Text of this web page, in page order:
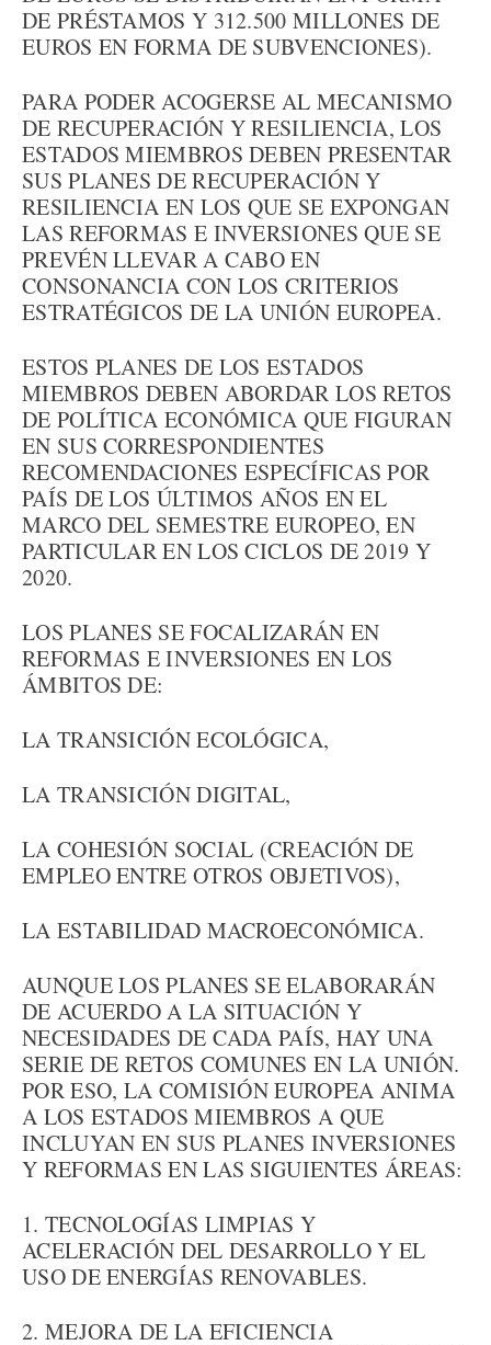
DE PRÉSTAMOS Y 312.500 MILLONES DE
EUROS EN FORMA DE SUBVENCIONES).
PARA PODER ACOGERSE AL MECANISMO
DE RECUPERACIÓN Y RESILIENCIA, LOS
ESTADOS MIEMBROS DEBEN PRESENTAR
SUS PLANES DE RECUPERACIÓN Y
RESILIENCIA EN LOS QUE SE EXPONGAN
LAS REFORMAS E INVERSIONES QUE SE
PREVÉN LLEVAR A CABO EN
CONSONANCIA CON LOS CRITERIOS
ESTRATÉGICOS DE LA UNIÓN EUROPEA.
ESTOS PLANES DE LOS ESTADOS
MIEMBROS DEBEN ABORDAR LOS RETOS
DE POLÍTICA ECONÓMICA QUE FIGURAN
EN SUS CORRESPONDIENTES
RECOMENDACIONES ESPECÍFICAS POR
PAÍS DE LOS ÚLTIMOS AÑOS EN EL
MARCO DEL SEMESTRE EUROPEO, EN
PARTICULAR EN LOS CICLOS DE 2019 Y
2020.
LOS PLANES SE FOCALIZARÁN EN
REFORMAS E INVERSIONES EN LOS
ÁMBITOS DE:
LA TRANSICIÓN ECOLÓGICA,
LA TRANSICIÓN DIGITAL,
LA COHESIÓN SOCIAL (CREACIÓN DE
EMPLEO ENTRE OTROS OBJETIVOS),
LA ESTABILIDAD MACROECONÓMICA.
AUNQUE LOS PLANES SE ELABORARÁN
DE ACUERDO A LA SITUACIÓN Y
NECESIDADES DE CADA PAÍS, HAY UNA
SERIE DE RETOS COMUNES EN LA UNIÓN.
POR ESO, LA COMISIÓN EUROPEA ANIMA
A LOS ESTADOS MIEMBROS A QUE
INCLUYAN EN SUS PLANES INVERSIONES
Y REFORMAS EN LAS SIGUIENTES ÁREAS:
1. TECNOLOGÍAS LIMPIAS Y
ACELERACIÓN DEL DESARROLLO Y EL
USO DE ENERGÍAS RENOVABLES.
2. MEJORA DE LA EFICIENCIA